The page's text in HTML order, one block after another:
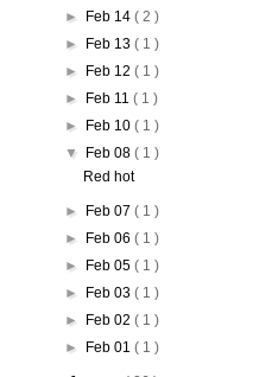
►
Feb 14( 2 )
►
Feb 13( 1 )
►
Feb 12( 1 )
►
Feb 11( 1 )
►
Feb 10( 1 )
▼
Feb 08( 1 )
Red hot
► Feb 07( 1 )
►
Feb 06( 1 )
►
Feb 05( 1 )
►
Feb 03( 1 )
►
Feb 02( 1 )
►
Feb 01( 1 )